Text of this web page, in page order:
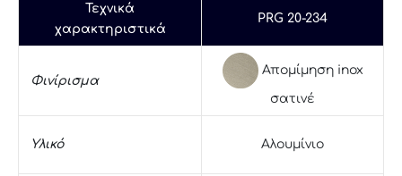
Τεχνικά
χαρακτηριστικά
PRG 20-234
Φινίρισμα
Απομίμηση inox
σατινέ
Υλικό Αλουμίνιο